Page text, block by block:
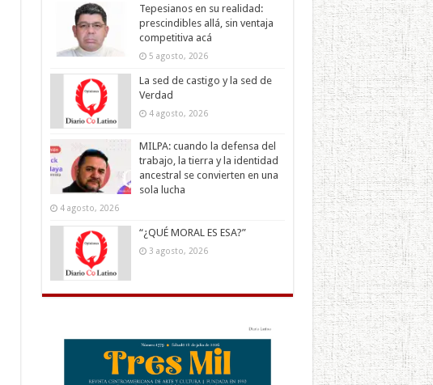
Tepesianos en su realidad:
prescindibles allá, sin ventaja
competitiva acá
5 agosto, 2026
La sed de castigo y la sed de
Verdad
4 agosto, 2026
MILPA: cuando la defensa del
trabajo, la tierra y la identidad
ancestral se convierten en una
sola lucha
4 agosto, 2026
“¿QUÉ MORAL ES ESA?”
3 agosto, 2026